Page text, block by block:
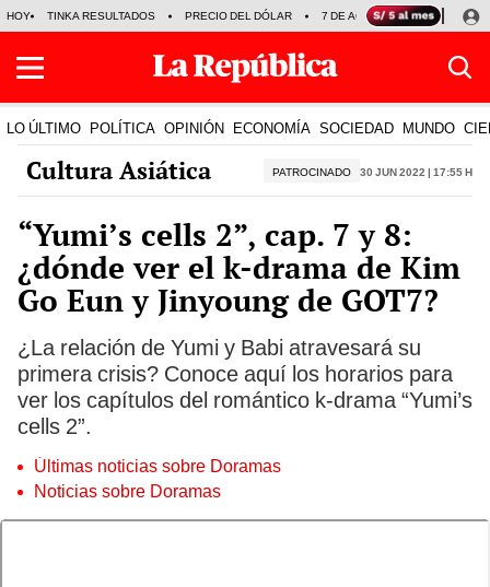
HOY TINKA RESULTADOS PRECIO DEL DÓLAR 7 DE AGOSTO OLLANTA
LO ÚLTIMO POLÍTICA OPINIÓN ECONOMÍA SOCIEDAD MUNDO
Cultura Asiática PATROCINADO 30 Jun 2022 | 17:55 h
“Yumi’s cells 2”, cap. 7 y 8:
¿dónde ver el k-drama de Kim
Go Eun y Jinyoung de GOT7?
¿La relación de Yumi y Babi atravesará su
primera crisis? Conoce aquí los horarios para
ver los capítulos del romántico k-drama “Yumi’s
cells 2”.
Últimas noticias sobre Doramas
Noticias sobre Doramas